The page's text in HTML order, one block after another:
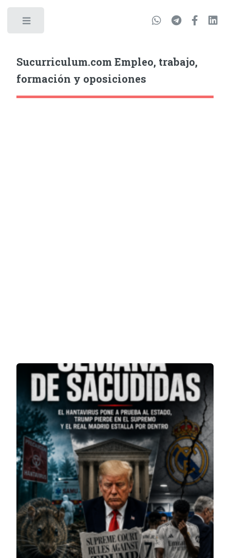
Sucurriculum.com Empleo, trabajo,
formación y oposiciones